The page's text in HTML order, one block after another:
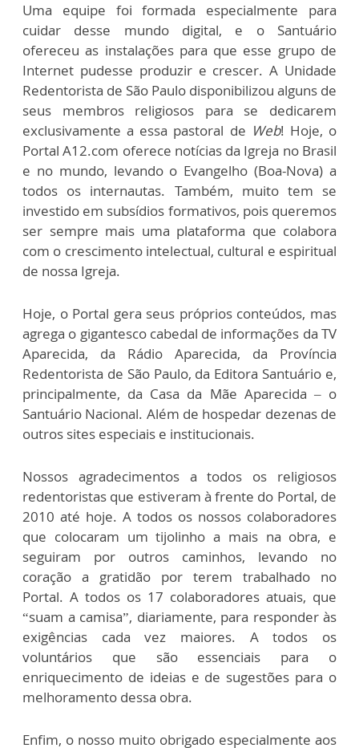
Uma equipe foi formada especialmente para
cuidar desse mundo digital, e o Santuário
ofereceu as instalações para que esse grupo de
Internet pudesse produzir e crescer. A Unidade
Redentorista de São Paulo disponibilizou alguns de
seus membros religiosos para se dedicarem
exclusivamente a essa pastoral de Web! Hoje, o
Portal A12.com oferece notícias da Igreja no Brasil
e no mundo, levando o Evangelho (Boa-Nova) a
todos os internautas. Também, muito tem se
investido em subsídios formativos, pois queremos
ser sempre mais uma plataforma que colabora
com o crescimento intelectual, cultural e espiritual
de nossa Igreja.
Hoje, o Portal gera seus próprios conteúdos, mas
agrega o gigantesco cabedal de informações da TV
Aparecida, da Rádio Aparecida, da Província
Redentorista de São Paulo, da Editora Santuário e,
principalmente, da Casa da Mãe Aparecida – o
Santuário Nacional. Além de hospedar dezenas de
outros sites especiais e institucionais.
Nossos agradecimentos a todos os religiosos
redentoristas que estiveram à frente do Portal, de
2010 até hoje. A todos os nossos colaboradores
que colocaram um tijolinho a mais na obra, e
seguiram por outros caminhos, levando no
coração a gratidão por terem trabalhado no
Portal. A todos os 17 colaboradores atuais, que
“suam a camisa”, diariamente, para responder às
exigências cada vez maiores. A todos os
voluntários que são essenciais para o
enriquecimento de ideias e de sugestões para o
melhoramento dessa obra.
Enfim, o nosso muito obrigado especialmente aos